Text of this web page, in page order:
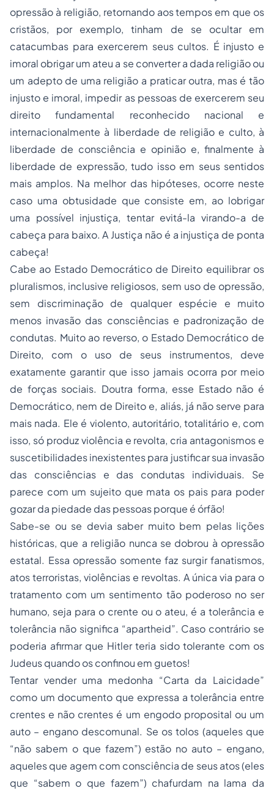
opressão à religião, retornando aos tempos em que os
cristãos, por exemplo, tinham de se ocultar em
catacumbas para exercerem seus cultos. É injusto e
imoral obrigar um ateu a se converter a dada religião ou
um adepto de uma religião a praticar outra, mas é tão
injusto e imoral, impedir as pessoas de exercerem seu
direito fundamental reconhecido nacional e
internacionalmente à liberdade de religião e culto, à
liberdade de consciência e opinião e, finalmente à
liberdade de expressão, tudo isso em seus sentidos
mais amplos. Na melhor das hipóteses, ocorre neste
caso uma obtusidade que consiste em, ao lobrigar
uma possível injustiça, tentar evitá-la virando-a de
cabeça para baixo. A Justiça não é a injustiça de ponta
cabeça!
Cabe ao Estado Democrático de Direito equilibrar os
pluralismos, inclusive religiosos, sem uso de opressão,
sem discriminação de qualquer espécie e muito
menos invasão das consciências e padronização de
condutas. Muito ao reverso, o Estado Democrático de
Direito, com o uso de seus instrumentos, deve
exatamente garantir que isso jamais ocorra por meio
de forças sociais. Doutra forma, esse Estado não é
Democrático, nem de Direito e, aliás, já não serve para
mais nada. Ele é violento, autoritário, totalitário e, com
isso, só produz violência e revolta, cria antagonismos e
suscetibilidades inexistentes para justificar sua invasão
das consciências e das condutas individuais. Se
parece com um sujeito que mata os pais para poder
gozar da piedade das pessoas porque é órfão!
Sabe-se ou se devia saber muito bem pelas lições
históricas, que a religião nunca se dobrou à opressão
estatal. Essa opressão somente faz surgir fanatismos,
atos terroristas, violências e revoltas. A única via para o
tratamento com um sentimento tão poderoso no ser
humano, seja para o crente ou o ateu, é a tolerância e
tolerância não significa “apartheid”. Caso contrário se
poderia afirmar que Hitler teria sido tolerante com os
Judeus quando os confinou em guetos!
Tentar vender uma medonha “Carta da Laicidade”
como um documento que expressa a tolerância entre
crentes e não crentes é um engodo proposital ou um
auto – engano descomunal. Se os tolos (aqueles que
“não sabem o que fazem”) estão no auto – engano,
aqueles que agem com consciência de seus atos (eles
que “sabem o que fazem”) chafurdam na lama da